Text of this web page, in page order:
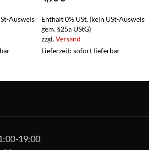
Ausweis
Enthält 0% USt. (kein USt-Ausweis
gem. §25a UStG)
zzgl.Versand
Lieferzeit: sofort lieferbar
19:00